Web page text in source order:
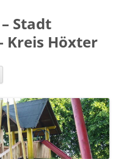
Stadt
Kreis Höxter